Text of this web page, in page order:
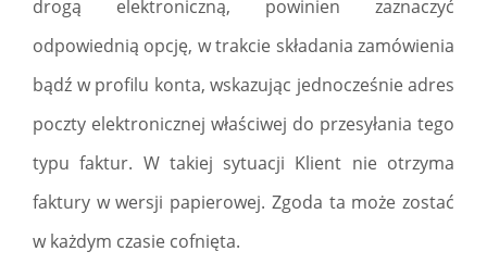
drogą elektroniczną, powinien zaznaczyć
odpowiednią opcję, w trakcie składania zamówienia
bądź w profilu konta, wskazując jednocześnie adres
poczty elektronicznej właściwej do przesyłania tego
typu faktur. W takiej sytuacji Klient nie otrzyma
faktury w wersji papierowej. Zgoda ta może zostać
w każdym czasie cofnięta.